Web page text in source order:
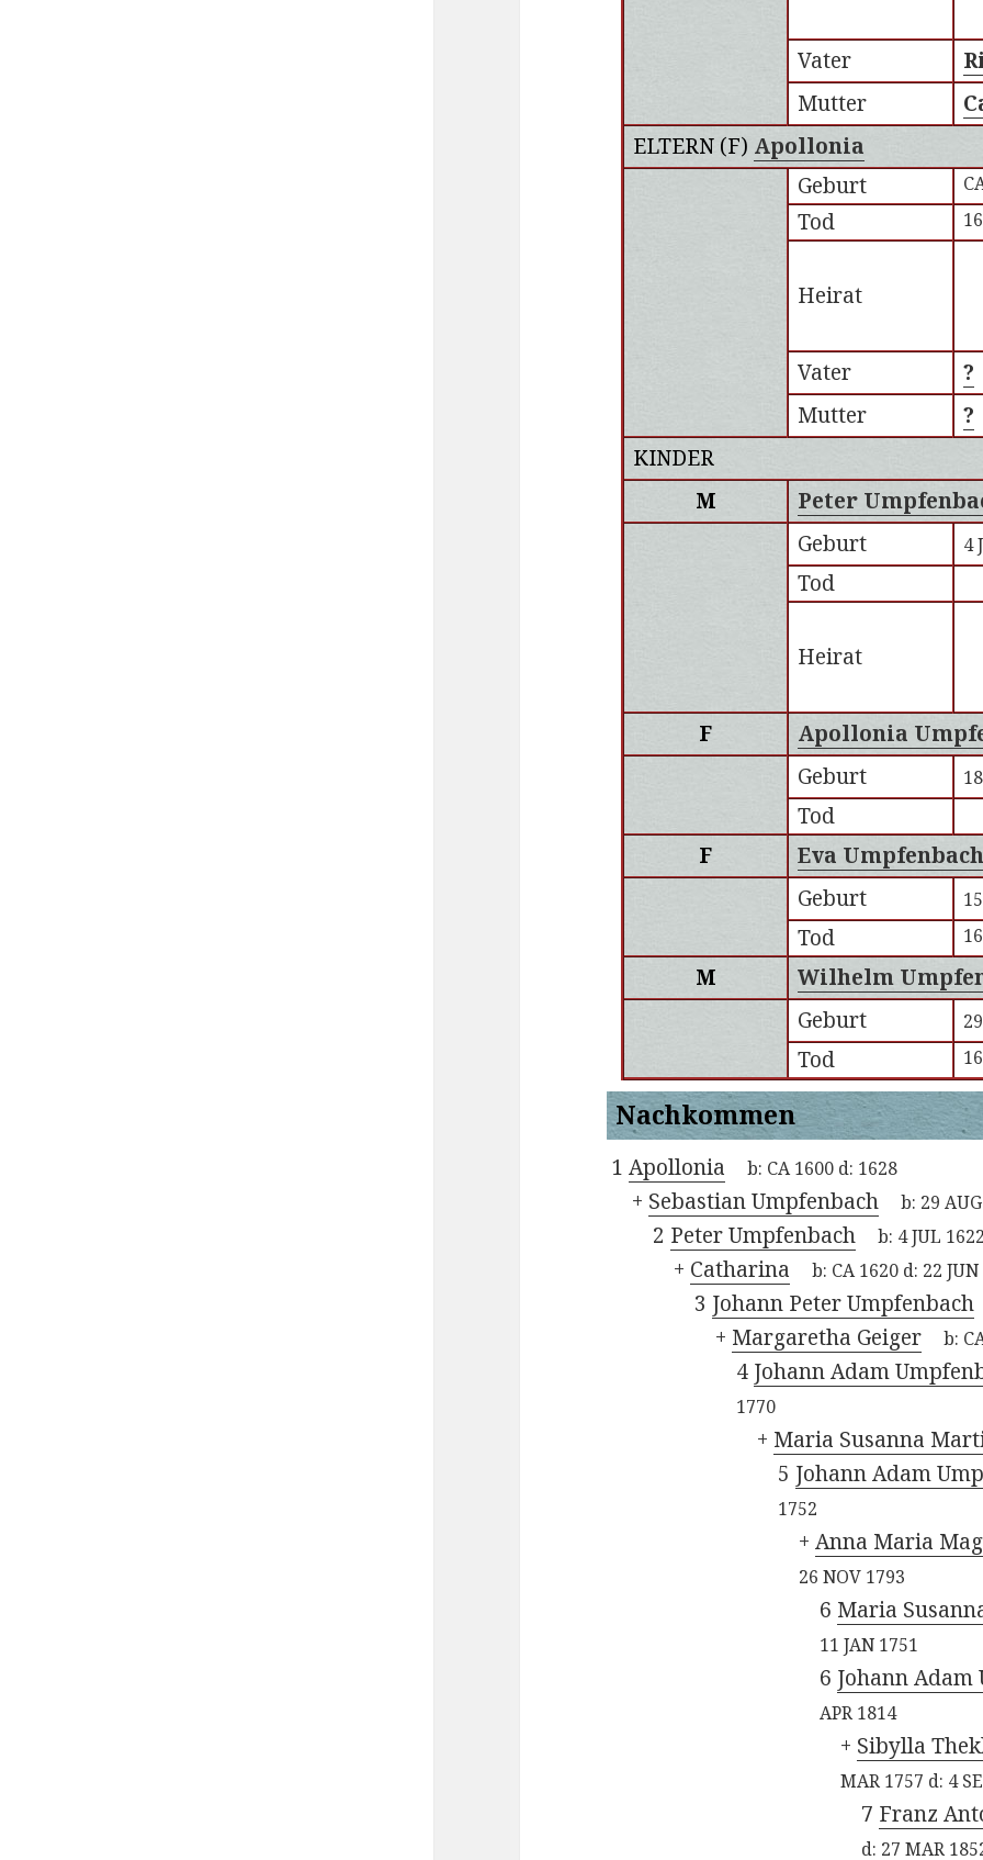
Vater
Mutter
ELTERN (F) Apollonia
Geburt
Tod
Heirat
Vater
?
Mutter
?
KINDER
M
Peter
Geburt
4
Tod
Heirat
F
Apollonia
Geburt
Tod
F
Eva
Geburt
Tod
M
Wilhelm
Geburt
Tod
Nachkommen
1Apollonia b: CA 1600 d: 1628
+ Sebastian Umpfenbach b: 29
2 Peter Umpfenbach b: 4 JUL
+ Catharina b: CA 1620 d: 22
3 Johann Peter Umpfenbach
+ Margaretha Geiger b:
4 Johann Adam
1770
+ Maria Susanna
5 Johann Adam
1752
+Anna Maria
26 NOV 1793
6 Maria
11 JAN 1751
6 Johann Adam
APR 1814
+ Sibylla
MAR 1757 d: 4
7 Franz
d: 27 MAR